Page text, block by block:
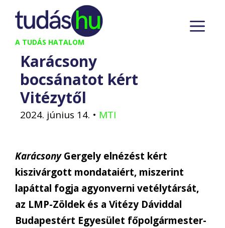
Kilépés
tartalomba
A TUDÁS HATALOM
Karácsony
bocsánatot kért
Vitézytől
2024. június 14. • MTI
KarácsonyGergely elnézést kért
kiszivárgott mondataiért, miszerint
lapáttal fogja agyonverni vetélytársát,
az LMP-Zöldek és a Vitézy Dáviddal
Budapestért Egyesület főpolgármester-